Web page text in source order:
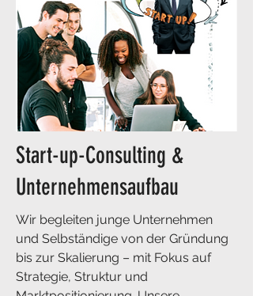
Start-up-Consulting &
Unternehmensaufbau
Wir begleiten junge Unternehmen
und Selbständige von der Gründung
bis zur Skalierung – mit Fokus auf
Strategie, Struktur und